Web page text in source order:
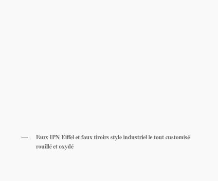
Faux IPN Eiffel et faux tiroirs style industriel le tout customisé
rouillé et oxydé